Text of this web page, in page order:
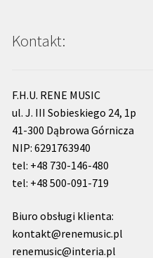
Kontakt:
F.H.U. RENE MUSIC
ul. J. III Sobieskiego 24, 1p
41-300 Dąbrowa Górnicza
NIP: 6291763940
tel: +48 730-146-480
tel: +48 500-091-719
Biuro obsługi klienta:
kontakt@renemusic.pl
renemusic@interia.pl